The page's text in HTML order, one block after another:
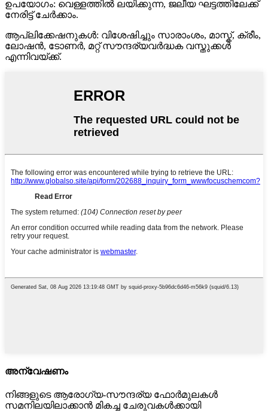
ഉപയോഗം: വെള്ളത്തിൽ ലയിക്കുന്ന, ജലീയ ഘട്ടത്തിലേക്ക്
നേരിട്ട് ചേർക്കാം.
ആപ്ലിക്കേഷനുകൾ: വിശേഷിച്ചും സാരാംശം, മാസ്ക്, ക്രീം,
ലോഷൻ, ടോണർ, മറ്റ് സൗന്ദര്യവർദ്ധക വസ്തുക്കൾ
എന്നിവയ്ക്ക്.
അന്വേഷണം
നിങ്ങളുടെ ആരോഗ്യ-സൗന്ദര്യ ഫോർമുലകൾ
സമനിലയിലാക്കാൻ മികച്ച ചേരുവകൾക്കായി